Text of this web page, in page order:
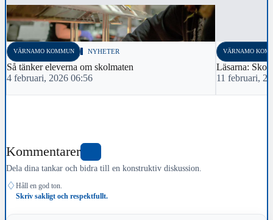
VÄRNAMO KOMMUN NYHETER
Så tänker eleverna om skolmaten
4 februari, 2026 06:56
VÄRNAMO
Läsarna:
11 februari,
Kommentarer
Dela dina tankar och bidra till en konstruktiv diskussion.
♢ Håll en god ton.
Skriv sakligt och respektfullt.